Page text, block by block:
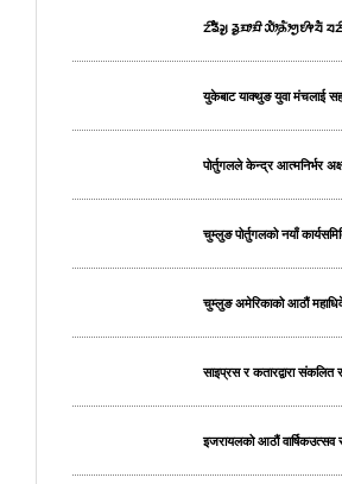
ᤁᤡᤕᤠᤆᤢ ᤕᤢᤀᤣᤀᤡ ᤑᤥ᤹ᤌᤥᤛᤢᤎᤡᤶᤔᤠ
युकेबाट याक्थुङ युवा मंचलाई
पोर्तुगलले केन्द्र आत्मनिर्भर
चुम्लुङ पोर्तुगलको नयाँ
चुम्लुङ अमेरिकाको आठौं
साइप्रस र कतारद्वारा
इजरायलको आठौं